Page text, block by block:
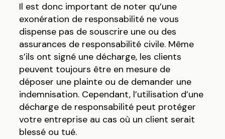
Il est donc important de noter qu’une
exonération de responsabilité ne vous
dispense pas de souscrire une ou des
assurances de responsabilité civile. Même
s’ils ont signé une décharge, les clients
peuvent toujours être en mesure de
déposer une plainte ou de demander une
indemnisation. Cependant, l’utilisation d’une
décharge de responsabilité peut protéger
votre entreprise au cas où un client serait
blessé ou tué.